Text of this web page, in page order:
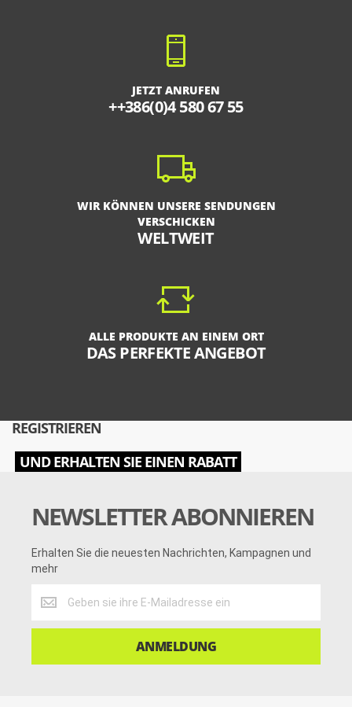
JETZT ANRUFEN
++386(0)4 580 67 55
WIR KÖNNEN UNSERE SENDUNGEN
VERSCHICKEN
WELTWEIT
ALLE PRODUKTE AN EINEM ORT
DAS PERFEKTE ANGEBOT
REGISTRIEREN
UND ERHALTEN SIE EINEN RABATT
NEWSLETTER ABONNIEREN
Erhalten Sie die neuesten Nachrichten, Kampagnen und
mehr
Sie
ANMELDUNG